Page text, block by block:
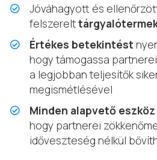
Jóváhagyott és
felszerelt
Értékes betekintést
hogy támogassa
a legjobban teljesítők
megismétlésével
Minden alapvető eszköz
hogy partnerei
időveszteség nélkül